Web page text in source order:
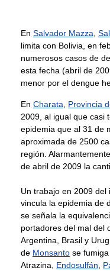
En Salvador Mazza
limita con Bolivia, en
numerosos casos de
esta fecha (abril de
menor por el dengue
En Charata Provincia
2009, al igual que casi
epidemia que al 31 de
aproximada de 2500
región.
de abril de 2009 la
Un trabajo en 2009 del
vincula la epidemia de
se señala la
portadores del mal del
Argentina, Brasil y
de Monsanto se
Atrazina, Endosulfán,